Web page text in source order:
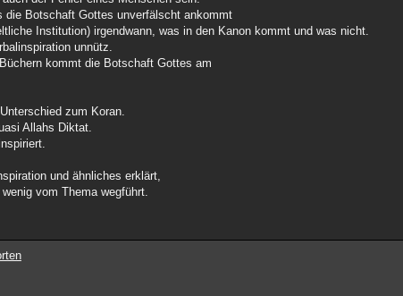
die Botschaft Gottes unverfälscht ankommt
Institution) irgendwann, was in den Kanon kommt und was nicht.
unnütz.
kommt die Botschaft Gottes am
zum Koran.
Allahs Diktat.
und ähnliches erklärt,
vom Thema wegführt.